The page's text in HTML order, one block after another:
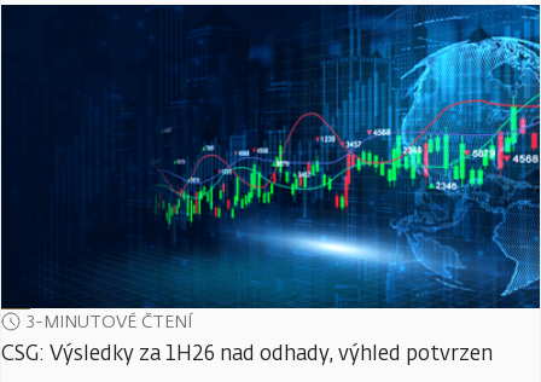
3-MINUTOVÉ ČTENÍ
CSG: Výsledky za 1H26 nad odhady, výhled potvrzen